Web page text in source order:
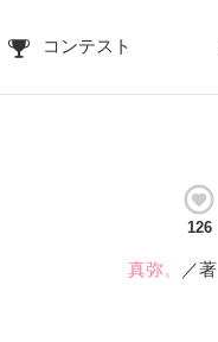
コンテスト
126
真弥。 ／著